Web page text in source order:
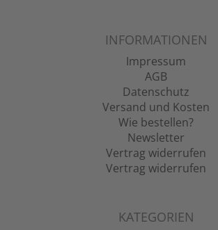
INFORMATIONEN
Impressum
AGB
Datenschutz
Versand und Kosten
Wie bestellen?
Newsletter
Vertrag widerrufen
Vertrag widerrufen
KATEGORIEN